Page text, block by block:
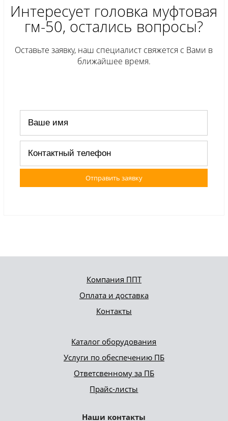
Интересует головка муфтовая
гм-50, остались вопросы?
Оставьте заявку, наш специалист свяжется с Вами в
ближайшее время.
Отправить заявку
Компания ППТ
Оплата и доставка
Контакты
Каталог оборудования
Услуги по обеспечению ПБ
Ответсвенному за ПБ
Прайс-листы
Наши контакты